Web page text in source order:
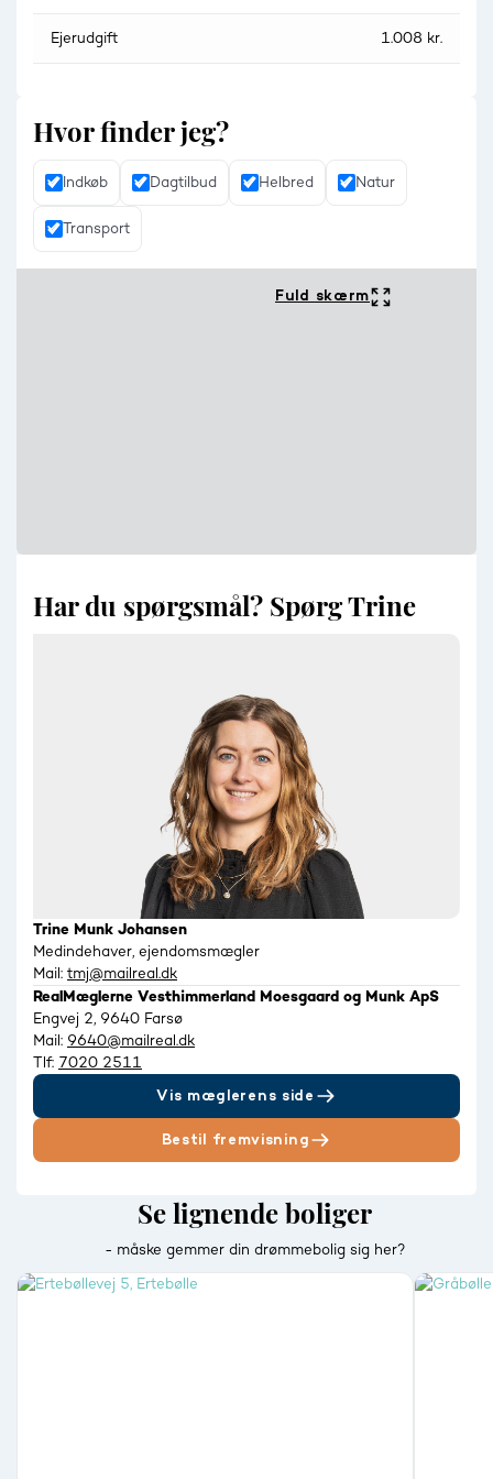
Ejerudgift 1.008 kr.
Hvor finder jeg?
Indkøb Dagtilbud Helbred Natur
Transport
Fuld skærm
Har du spørgsmål? Spørg Trine
Trine Munk Johansen
Medindehaver, ejendomsmægler
Mail: tmj@mailreal.dk
RealMæglerne Vesthimmerland Moesgaard og Munk ApS
Engvej 2, 9640 Farsø
Mail: 9640@mailreal.dk
Tlf: 7020 2511
Vis mæglerens side
Bestil fremvisning
Se lignende boliger
- måske gemmer din drømmebolig sig her?